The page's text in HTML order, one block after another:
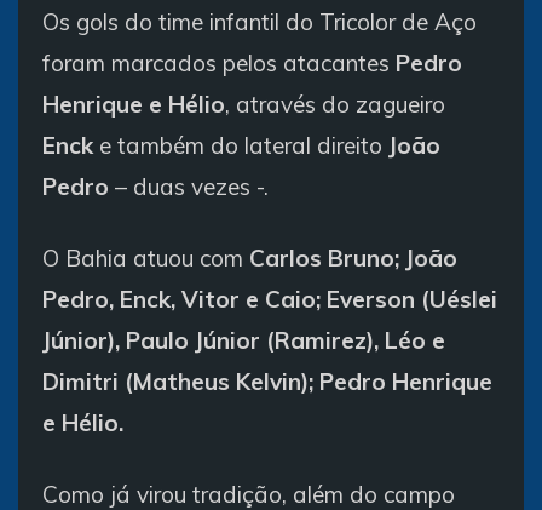
Os gols do time infantil do Tricolor de Aço
foram marcados pelos atacantes Pedro
Henrique e Hélio, através do zagueiro
Enck e também do lateral direito João
Pedro – duas vezes -.
O Bahia atuou com Carlos Bruno; João
Pedro, Enck, Vitor e Caio; Everson (Uéslei
Júnior), Paulo Júnior (Ramirez), Léo e
Dimitri (Matheus Kelvin); Pedro Henrique
e Hélio.
Como já virou tradição, além do campo